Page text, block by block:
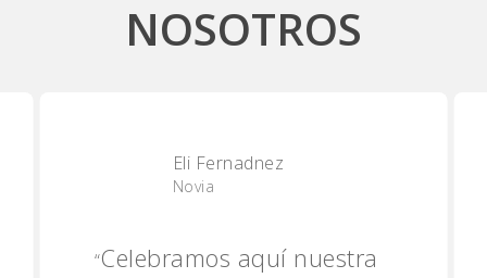
NOSOTROS
Eli Fernadnez
Novia
“Celebramos aquí nuestra